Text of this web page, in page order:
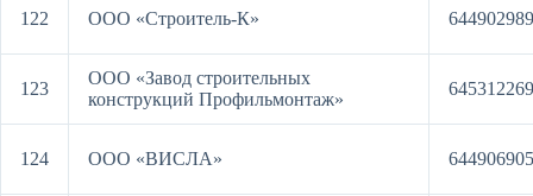
122 ООО «Строитель-К»
123
ООО «Завод строительных
конструкций Профильмонтаж»
124 ООО «ВИСЛА»